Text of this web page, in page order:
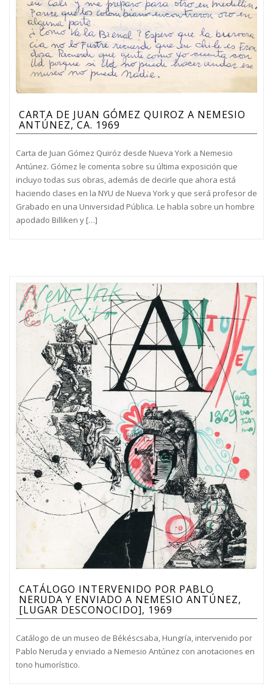
CARTA DE JUAN GÓMEZ QUIROZ A NEMESIO
ANTÚNEZ, CA. 1969
Carta de Juan Gómez Quiróz desde Nueva York a Nemesio
Antúnez. Gómez le comenta sobre su última exposición que
incluyo todas sus obras, además de decirle que ahora está
haciendo clases en la NYU de Nueva York y que será profesor de
Grabado en una Universidad Pública. Le habla sobre un hombre
apodado Billiken y […]
CATÁLOGO INTERVENIDO POR PABLO
NERUDA Y ENVIADO A NEMESIO ANTÚNEZ,
[LUGAR DESCONOCIDO], 1969
Catálogo de un museo de Békéscsaba, Hungría, intervenido por
Pablo Neruda y enviado a Nemesio Antúnez con anotaciones en
tono humorístico.